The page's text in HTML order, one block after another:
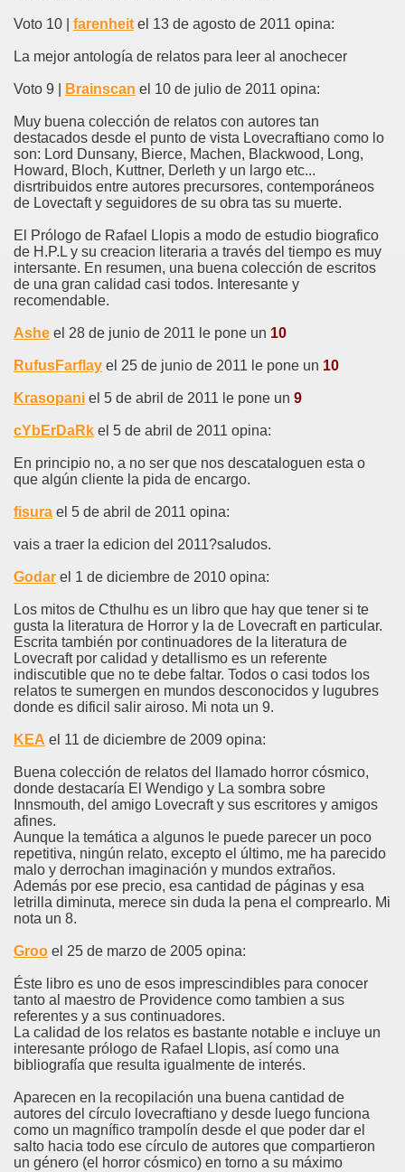
Voto 10 | farenheit el 13 de agosto de 2011 opina:
La mejor antología de relatos para leer al anochecer
Voto 9 | Brainscan el 10 de julio de 2011 opina:
Muy buena colección de relatos con autores tan
destacados desde el punto de vista Lovecraftiano como lo
son: Lord Dunsany, Bierce, Machen, Blackwood, Long,
Howard, Bloch, Kuttner, Derleth y un largo etc...
disrtribuidos entre autores precursores, contemporáneos
de Lovectaft y seguidores de su obra tas su muerte.
El Prólogo de Rafael Llopis a modo de estudio biografico
de H.P.L y su creacion literaria a través del tiempo es muy
intersante. En resumen, una buena colección de escritos
de una gran calidad casi todos. Interesante y
recomendable.
Ashe el 28 de junio de 2011 le pone un 10
RufusFarflay el 25 de junio de 2011 le pone un 10
Krasopani el 5 de abril de 2011 le pone un 9
cYbErDaRk el 5 de abril de 2011 opina:
En principio no, a no ser que nos descataloguen esta o
que algún cliente la pida de encargo.
fisura el 5 de abril de 2011 opina:
vais a traer la edicion del 2011?saludos.
Godar el 1 de diciembre de 2010 opina:
Los mitos de Cthulhu es un libro que hay que tener si te
gusta la literatura de Horror y la de Lovecraft en particular.
Escrita también por continuadores de la literatura de
Lovecraft por calidad y detallismo es un referente
indiscutible que no te debe faltar. Todos o casi todos los
relatos te sumergen en mundos desconocidos y lugubres
donde es dificil salir airoso. Mi nota un 9.
KEA el 11 de diciembre de 2009 opina:
Buena colección de relatos del llamado horror cósmico,
donde destacaría El Wendigo y La sombra sobre
Innsmouth, del amigo Lovecraft y sus escritores y amigos
afines.
Aunque la temática a algunos le puede parecer un poco
repetitiva, ningún relato, excepto el último, me ha parecido
malo y derrochan imaginación y mundos extraños.
Además por ese precio, esa cantidad de páginas y esa
letrilla diminuta, merece sin duda la pena el comprearlo. Mi
nota un 8.
Groo el 25 de marzo de 2005 opina:
Éste libro es uno de esos imprescindibles para conocer
tanto al maestro de Providence como tambien a sus
referentes y a sus continuadores.
La calidad de los relatos es bastante notable e incluye un
interesante prólogo de Rafael Llopis, así como una
bibliografía que resulta igualmente de interés.
Aparecen en la recopilación una buena cantidad de
autores del círculo lovecraftiano y desde luego funciona
como un magnífico trampolín desde el que poder dar el
salto hacia todo ese círculo de autores que compartieron
un género (el horror cósmico) en torno a su máximo